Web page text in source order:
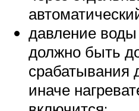
давление
должно быть
срабатывания
иначе